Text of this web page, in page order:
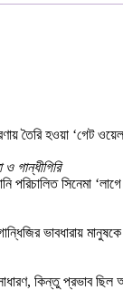
তৈরি হওয়া ‘গেট
গান্ধীগিরি
পরিচালিত সিনেমা
ভাবধারায়
কিন্তু প্রভাব